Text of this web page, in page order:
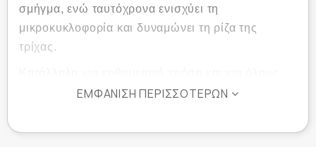
σμήγμα, ενώ ταυτόχρονα ενισχύει τη
μικροκυκλοφορία και δυναμώνει τη ρίζα της
τρίχας.
τους τύπους μαλλιών, βοηθά τα μαλλιά να
Ιδανικό για περιπτώσεις εποχικής ή ορμονικής
ΕΜΦΆΝΙΣΗ ΠΕΡΙΣΣΌΤΕΡΩΝ